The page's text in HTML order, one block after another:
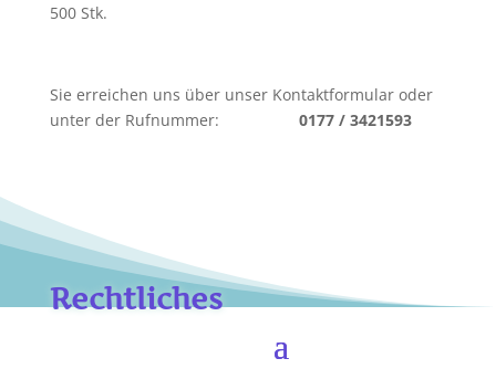
500 Stk.
Sie erreichen uns über unser Kontaktformular oder
unter der Rufnummer: 0177 / 3421593
Rechtliches